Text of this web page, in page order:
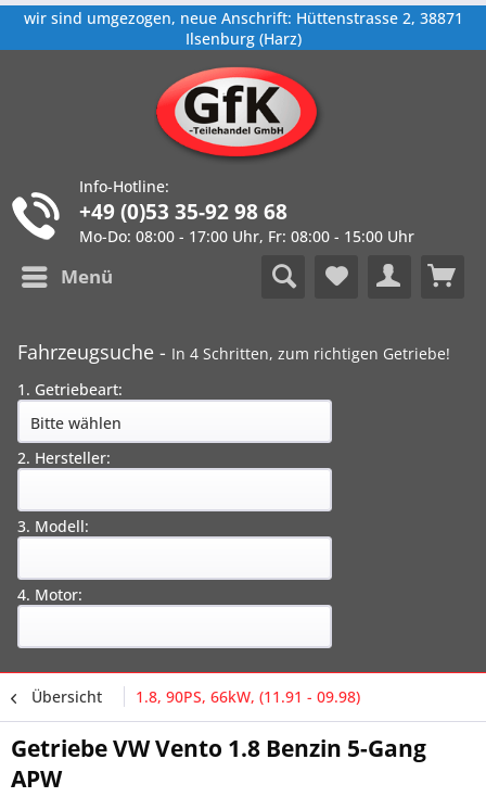
wir sind umgezogen, neue Anschrift: Hüttenstrasse 2, 38871
Ilsenburg (Harz)
Info-Hotline:
+49 (0)53 35-92 98 68
Mo-Do: 08:00 - 17:00 Uhr, Fr: 08:00 - 15:00 Uhr
Menü
Fahrzeugsuche - In 4 Schritten, zum richtigen Getriebe!
1. Getriebeart:
2. Hersteller:
3. Modell:
4. Motor:
Übersicht 1.8, 90PS, 66kW, (11.91 - 09.98)
Getriebe VW Vento 1.8 Benzin 5-Gang
APW